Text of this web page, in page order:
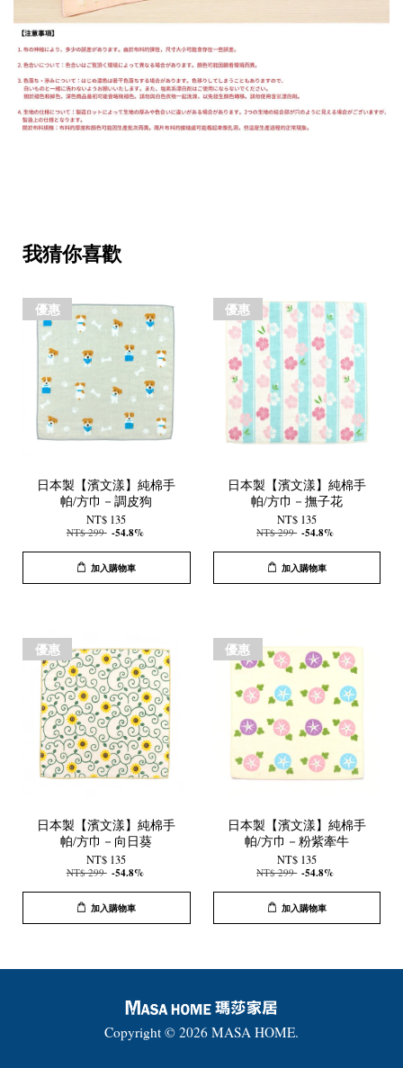
我猜你喜歡
優惠
日本製【濱文漾】純棉手
帕/方巾－調皮狗
NT$ 135
NT$ 299 -54.8%
加入購物車
優惠
日本製【濱文漾】純棉手
帕/方巾－撫子花
NT$ 135
NT$ 299 -54.8%
加入購物車
優惠
日本製【濱文漾】純棉手
帕/方巾－向日葵
NT$ 135
NT$ 299 -54.8%
加入購物車
優惠
日本製【濱文漾】純棉手
帕/方巾－粉紫牽牛
NT$ 135
NT$ 299 -54.8%
加入購物車
Copyright © 2026 MASA HOME.